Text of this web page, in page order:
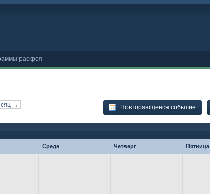
раскроя
→ Повторяющееся событие
Среда Четверг Пятница